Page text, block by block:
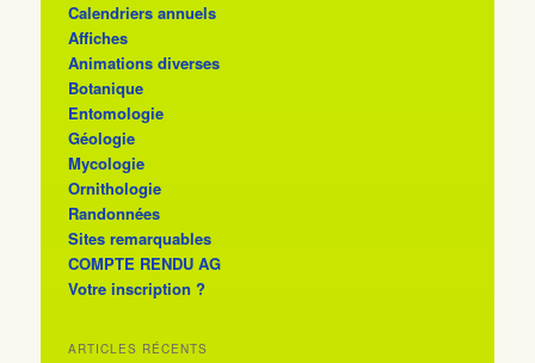
Calendriers annuels
Affiches
Animations diverses
Botanique
Entomologie
Géologie
Mycologie
Ornithologie
Randonnées
Sites remarquables
COMPTE RENDU AG
Votre inscription ?
ARTICLES RÉCENTS